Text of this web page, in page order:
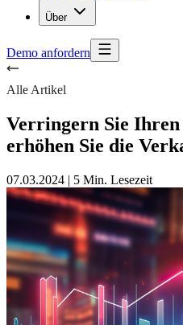
Über
Demo anfordern
Alle Artikel
Verringern Sie Ihren
erhöhen Sie die
07.03.2024 | 5 Min. Lesezeit